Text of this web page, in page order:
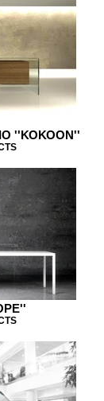
''ΚΟΚΟΟΝ''